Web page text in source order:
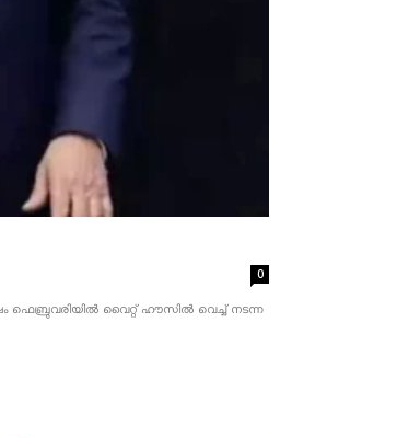
0
ഫെബ്രുവരിയിൽ വൈറ്റ് ഹൗസിൽ വെച്ച് നടന്ന